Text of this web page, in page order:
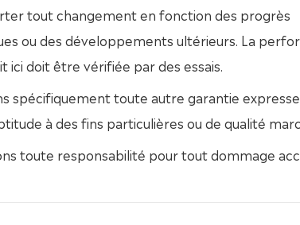
tout changement en fonction des progrès
ou des développements ultérieurs. La
ici doit être vérifiée par des essais.
spécifiquement toute autre garantie
à des fins particulières ou de qualité
toute responsabilité pour tout dommage